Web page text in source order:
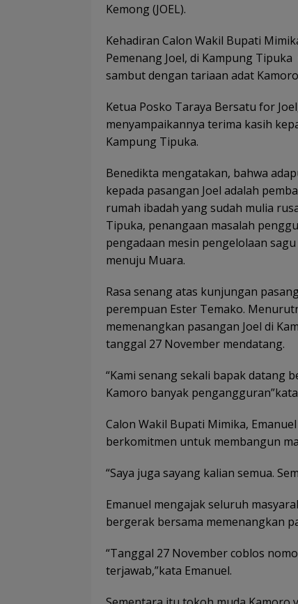
Kemong (JOEL).
Kehadiran Calon Wakil Bupati
Pemenang Joel, di Kampung
sambut dengan tariaan adat
Ketua Posko Taraya Bersatu for
menyampaikannya terima kasih
Kampung Tipuka.
Benedikta mengatakan, bahwa
kepada pasangan Joel adalah
rumah ibadah yang sudah mulia
Tipuka, penangaan masalah
pengadaan mesin pengelolaan
menuju Muara.
Rasa senang atas kunjungan
perempuan Ester Temako.
memenangkan pasangan Joel di
tanggal 27 November mendatang.
“Kami senang sekali bapak datang
Kamoro banyak
Calon Wakil Bupati Mimika,
berkomitmen untuk membangun
“Saya juga sayang kalian semua.
Emanuel mengajak seluruh
bergerak bersama memenangkan
“Tanggal 27 November coblos
terjawab,”kata Emanuel.